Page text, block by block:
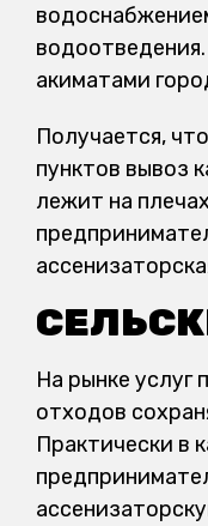
акиматами
Получается,
пунктов вывоз
лежит на
На рынке услуг
отходов
Практически в